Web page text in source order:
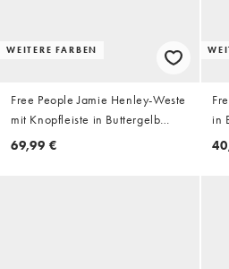
WEITERE FARBEN
Free People Jamie Henley-Weste
mit Knopfleiste in Buttergelb
gestreift
69,99 €
in